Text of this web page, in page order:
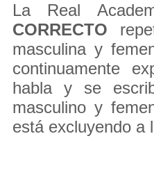
La Real
CORRECTO
masculina y
continuamente
habla y se
masculino y
está excluyendo a